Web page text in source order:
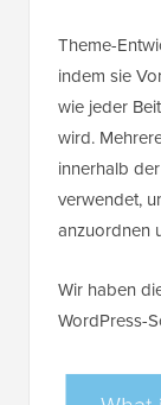
Theme-
indem sie
wie jeder
wird.
innerhalb
verwendet,
anzuordnen
Wir haben
WordPress-